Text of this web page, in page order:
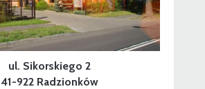
ul. Sikorskiego 2
41-922 Radzionków